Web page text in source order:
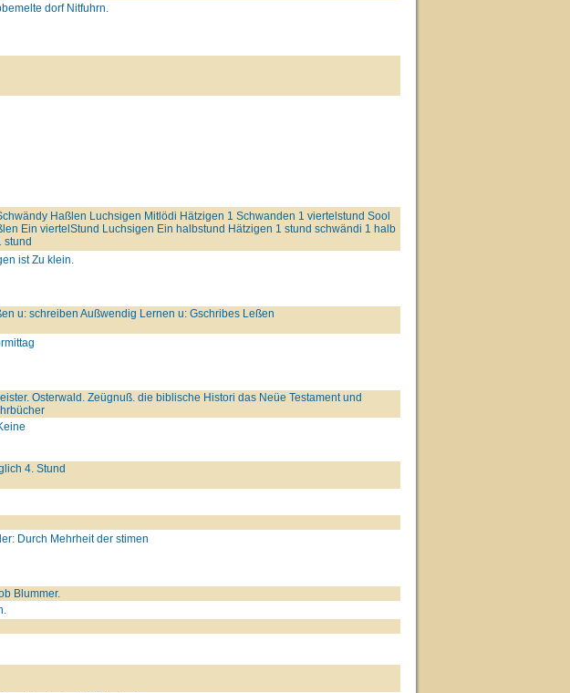
dorf Nitfuhrn.
Haßlen Luchsigen Mitlödi Hätzigen 1 Schwanden 1 viertelstund Sool
Ein viertelStund Luchsigen Ein halbstund Hätzigen 1 stund schwändi 1 halb
stund
ist Zu klein.
u: schreiben Außwendig Lernen u: Gschribes Leßen
Osterwald. Zeügnuß. die biblische Histori das Neüe Testament und
4. Stund
Durch Mehrheit der stimen
Blummer.